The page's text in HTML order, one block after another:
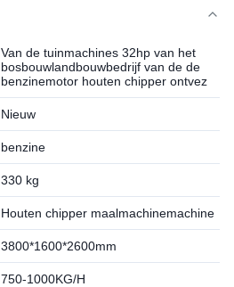
Van de tuinmachines 32hp van het
bosbouwlandbouwbedrijf van de de
benzinemotor houten chipper ontvez
Nieuw
benzine
330 kg
Houten chipper maalmachinemachine
3800*1600*2600mm
750-1000KG/H